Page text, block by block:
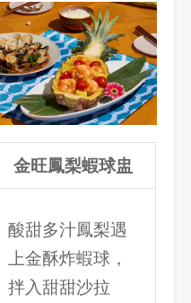
金旺鳳梨蝦球盅
酸甜多汁鳳梨遇
上金酥炸蝦球，
拌入甜甜沙拉